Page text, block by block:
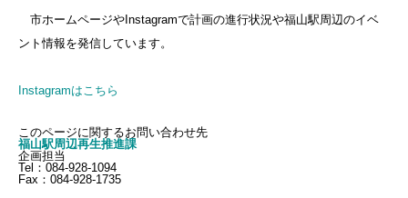
市ホームページやInstagramで計画の進行状況や福山駅周辺のイベ
ント情報を発信しています。
Instagramはこちら
このページに関するお問い合わせ先
福山駅周辺再生推進課
企画担当
Tel：084-928-1094
Fax：084-928-1735